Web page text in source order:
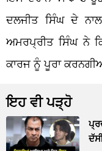
ਦਲਜੀਤ ਸਿੰਘ ਦੇ
ਅਮਰਪ੍ਰੀਤ ਸਿੰਘ ਨੇ
ਕਾਰਜ ਨੂੰ ਪੂਰਾ
ਇਹ ਵੀ ਪੜ੍ਹੋ